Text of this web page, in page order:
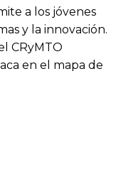
a los jóvenes
y la innovación.
CRyMTO
en el mapa de